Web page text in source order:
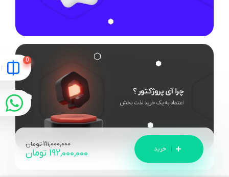
211,000,000تومان
192,000,000 تومان